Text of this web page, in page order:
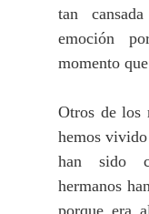
tan
emoción
momento
Otros de los
hemos vivido
han sido
hermanos